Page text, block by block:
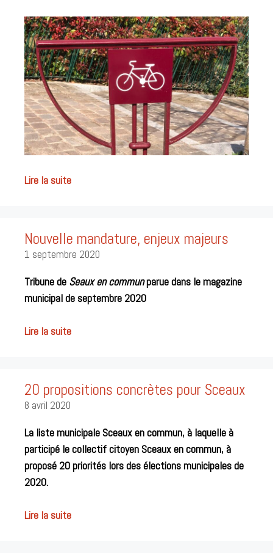
Lire la suite
Nouvelle mandature, enjeux majeurs
1 septembre 2020
Tribune de Seaux en communparue dans le magazine
municipal de septembre 2020
Lire la suite
20 propositions concrètes pour Sceaux
8 avril 2020
La liste municipale Sceaux en commun, à laquelle à
participé le collectif citoyen Sceaux en commun, à
proposé 20 priorités lors des élections municipales de
2020.
Lire la suite